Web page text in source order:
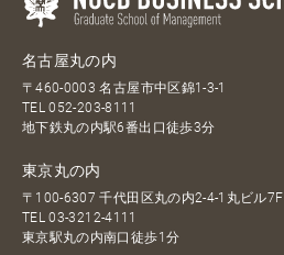
名古屋丸の内
〒460-0003 名古屋市中区錦1-3-1
TEL052-203-8111
地下鉄丸の内駅6番出口徒歩3分
東京丸の内
〒100-6307 千代田区丸の内2-4-1丸ビル7F
TEL03-3212-4111
東京駅丸の内南口徒歩1分